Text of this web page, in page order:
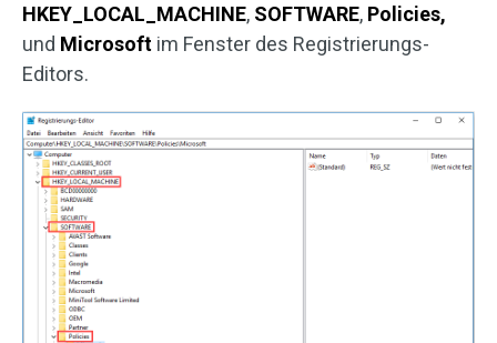
HKEY_LOCAL_MACHINE, SOFTWARE, Policies,
und Microsoft im Fenster des Registrierungs-
Editors.